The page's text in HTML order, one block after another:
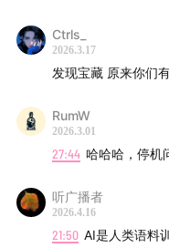
Ctrls_
2026.3.17
发现宝藏 原来你们
RumW
2026.3.01
27:44 哈哈哈，停机
听广播者
2026.4.16
21:50 AI是人类语料